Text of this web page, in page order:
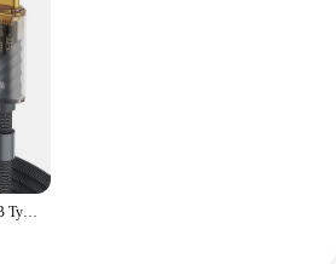
Toocki Transparent 100W USB Type C to USB C C Cable for Macbook Samsung Huawei Xiaomi POCO PD Fast Charging 5A USB Type C Cable